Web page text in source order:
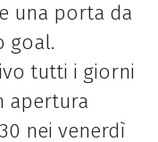
e una porta da
goal.
tutti i giorni
apertura
nei venerdì